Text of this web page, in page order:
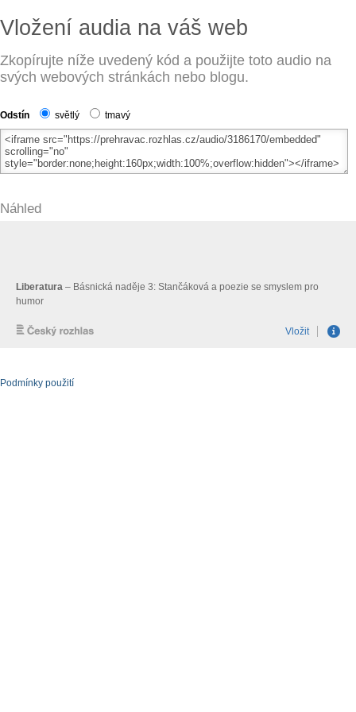
Vložení audia na váš web
Zkopírujte níže uvedený kód a použijte toto audio na
svých webových stránkách nebo blogu.
Odstín světlý tmavý
Náhled
Podmínky použití